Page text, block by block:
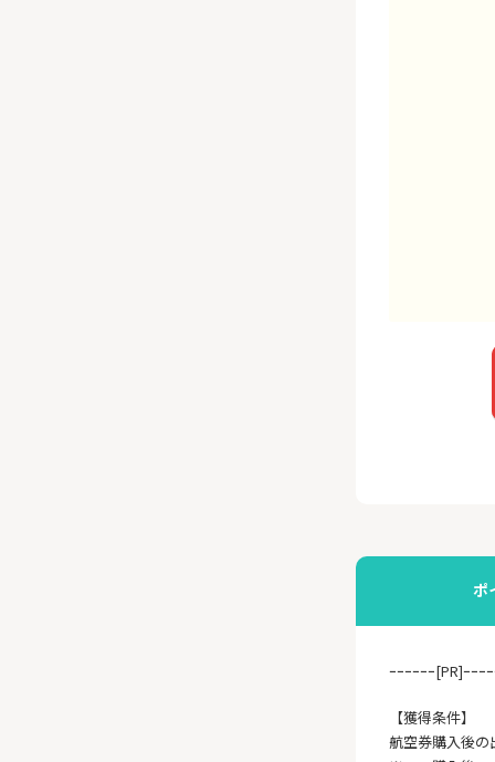
ポ
ｰｰｰｰｰｰ[PR]ｰｰｰ
【獲得条件】
航空券購入後の